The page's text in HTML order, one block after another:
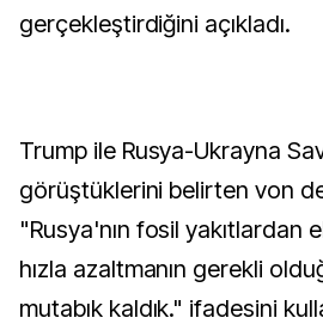
gerçekleştirdiğini açıkladı.
Trump ile Rusya-Ukrayna
görüştüklerini belirten von
"Rusya'nın fosil yakıtlardan
hızla azaltmanın gerekli
mutabık kaldık." ifadesini